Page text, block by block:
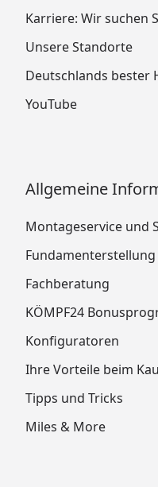
Karriere: Wir suchen
Unsere Standorte
Deutschlands bester
YouTube
Allgemeine
Montageservice und
Fundamenterstellung
Fachberatung
KÖMPF24
Konfiguratoren
Ihre Vorteile beim
Tipps und Tricks
Miles & More